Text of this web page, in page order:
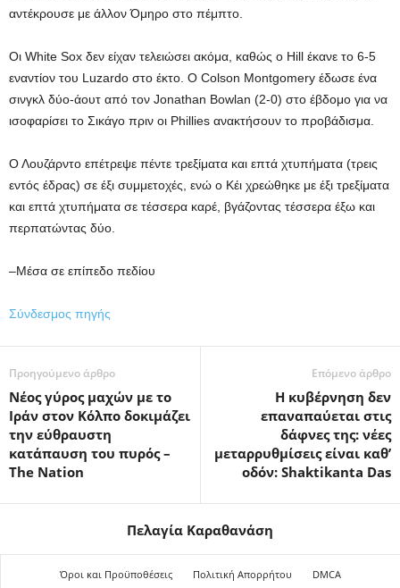
αντέκρουσε με άλλον Όμηρο στο πέμπτο.
Οι White Sox δεν είχαν τελειώσει ακόμα, καθώς ο Hill έκανε το 6-5
εναντίον του Luzardo στο έκτο. Ο Colson Montgomery έδωσε ένα
σινγκλ δύο-άουτ από τον Jonathan Bowlan (2-0) στο έβδομο για να
ισοφαρίσει το Σικάγο πριν οι Phillies ανακτήσουν το προβάδισμα.
Ο Λουζάρντο επέτρεψε πέντε τρεξίματα και επτά χτυπήματα (τρεις
εντός έδρας) σε έξι συμμετοχές, ενώ ο Κέι χρεώθηκε με έξι τρεξίματα
και επτά χτυπήματα σε τέσσερα καρέ, βγάζοντας τέσσερα έξω και
περπατώντας δύο.
–Μέσα σε επίπεδο πεδίου
Σύνδεσμος πηγής
Προηγούμενο άρθρο
Νέος γύρος μαχών με το
Ιράν στον Κόλπο δοκιμάζει
την εύθραυστη
κατάπαυση του πυρός –
The Nation
Επόμενο άρθρο
Η κυβέρνηση δεν
επαναπαύεται στις
δάφνες της: νέες
μεταρρυθμίσεις είναι καθ’
οδόν: Shaktikanta Das
Πελαγία Καραθανάση
Όροι και Προϋποθέσεις Πολιτική Απορρήτου DMCA